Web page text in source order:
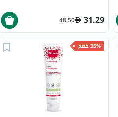
31.29
48.50
35% خصم